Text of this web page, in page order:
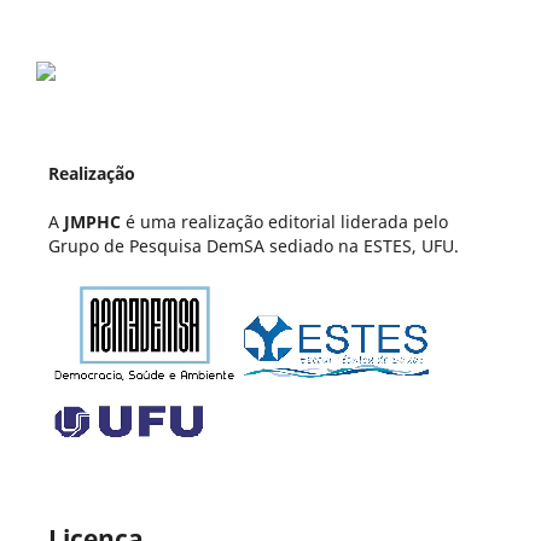
Realização
A JMPHCé uma realização editorial liderada pelo
Grupo de Pesquisa DemSA sediado na ESTES, UFU.